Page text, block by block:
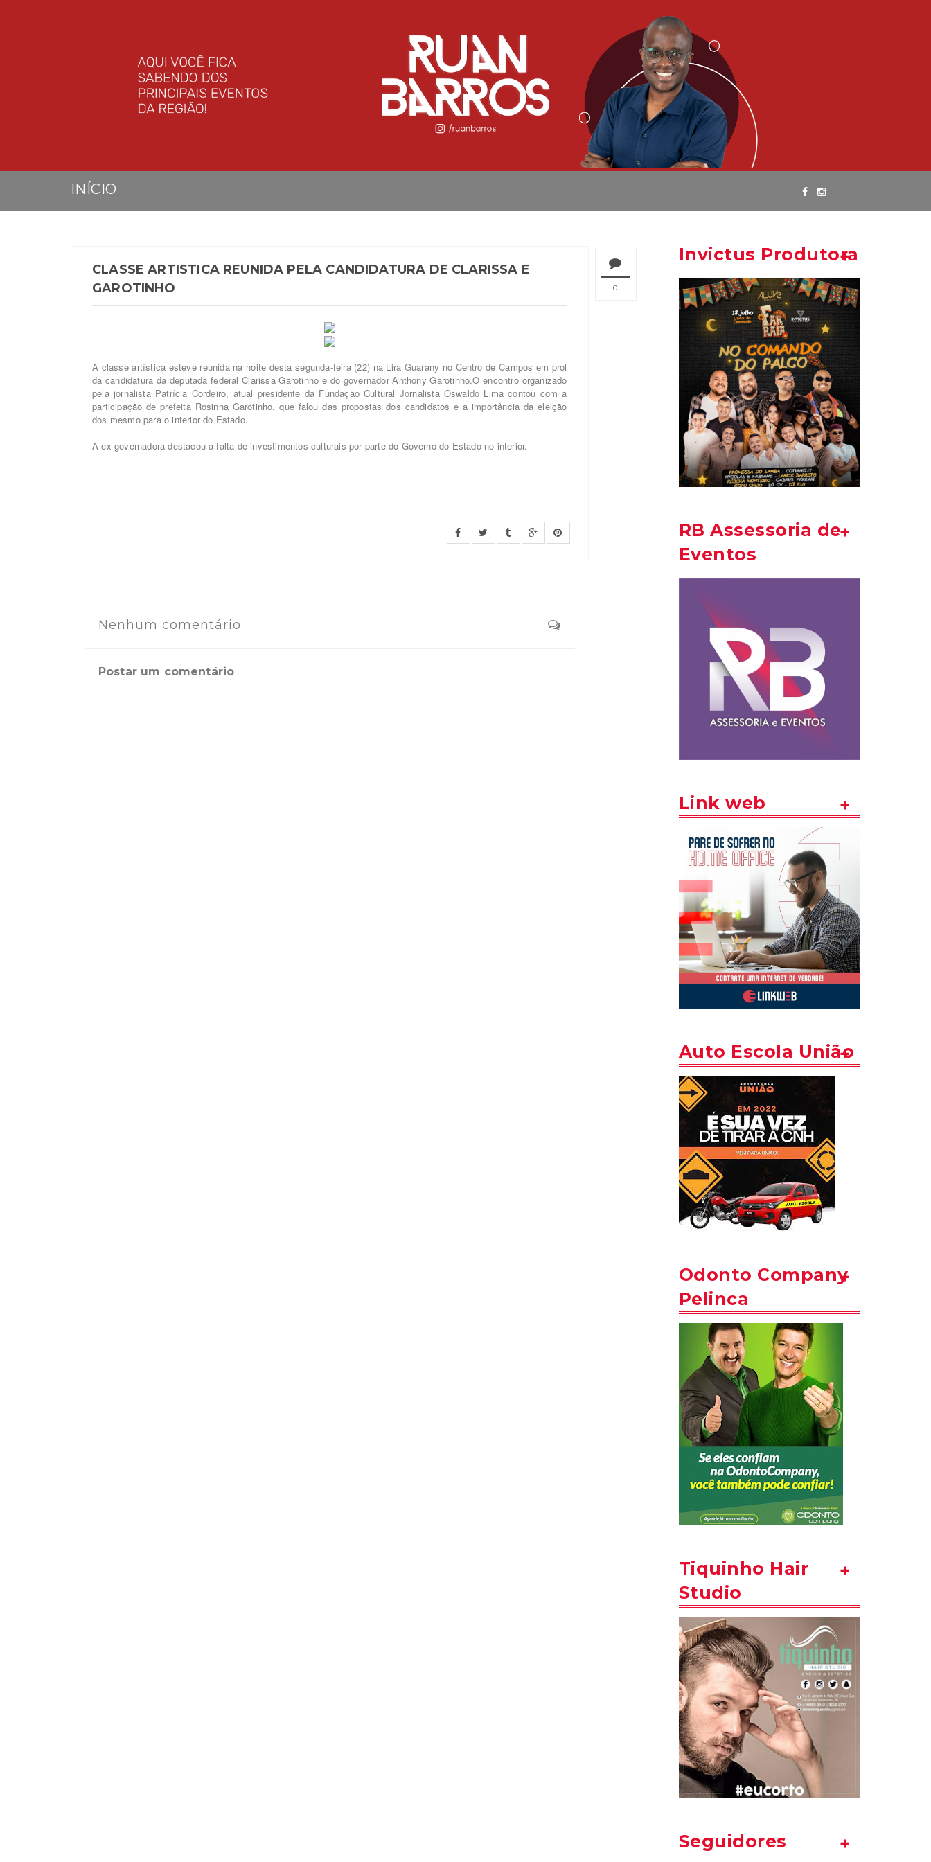
INÍCIO
0
CLASSE ARTISTICA REUNIDA PELA CANDIDATURA DE CLARISSA E
GAROTINHO
A classe artística esteve reunida na noite desta segunda-feira (22) na Lira Guarany no Centro de Campos em prol
da candidatura da deputada federal Clarissa Garotinho e do governador Anthony Garotinho.O encontro organizado
pela jornalista Patrícia Cordeiro, atual presidente da Fundação Cultural Jornalista Oswaldo Lima contou com a
participação de prefeita Rosinha Garotinho, que falou das propostas dos candidatos e a importância da eleição
dos mesmo para o interior do Estado.
A ex-governadora destacou a falta de investimentos culturais por parte do Governo do Estado no interior.
Nenhum comentário:
Postar um comentário
Invictus Produtora
RB Assessoria de
Eventos
Link web
Auto Escola União
Odonto Company
Pelinca
Tiquinho Hair
Studio
Seguidores